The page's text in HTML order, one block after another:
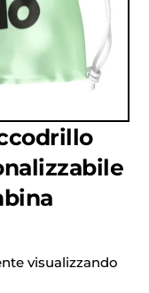
visualizzando